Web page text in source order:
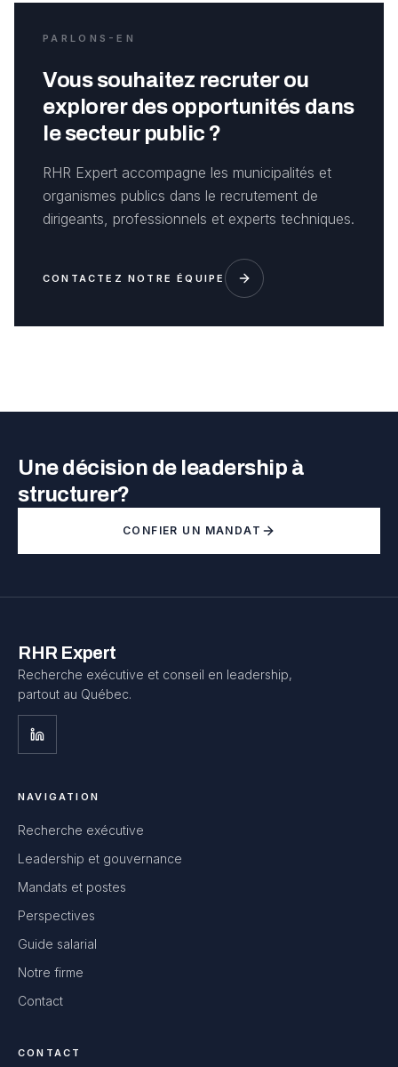
PARLONS-EN
Vous souhaitez recruter ou
explorer des opportunités dans
le secteur public ?
RHR Expert accompagne les municipalités et
organismes publics dans le recrutement de
dirigeants, professionnels et experts techniques.
CONTACTEZ NOTRE ÉQUIPE
Une décision de leadership à
structurer?
CONFIER UN MANDAT
RHR Expert
Recherche exécutive et conseil en leadership,
partout au Québec.
NAVIGATION
Recherche exécutive
Leadership et gouvernance
Mandats et postes
Perspectives
Guide salarial
Notre firme
Contact
CONTACT